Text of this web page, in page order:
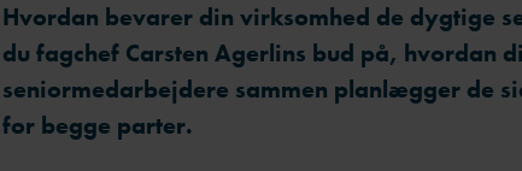
Hvordan bevarer din virksomhed de dygtige
du fagchef Carsten Agerlins bud på, hvordan
seniormedarbejdere sammen planlægger de
for begge parter.